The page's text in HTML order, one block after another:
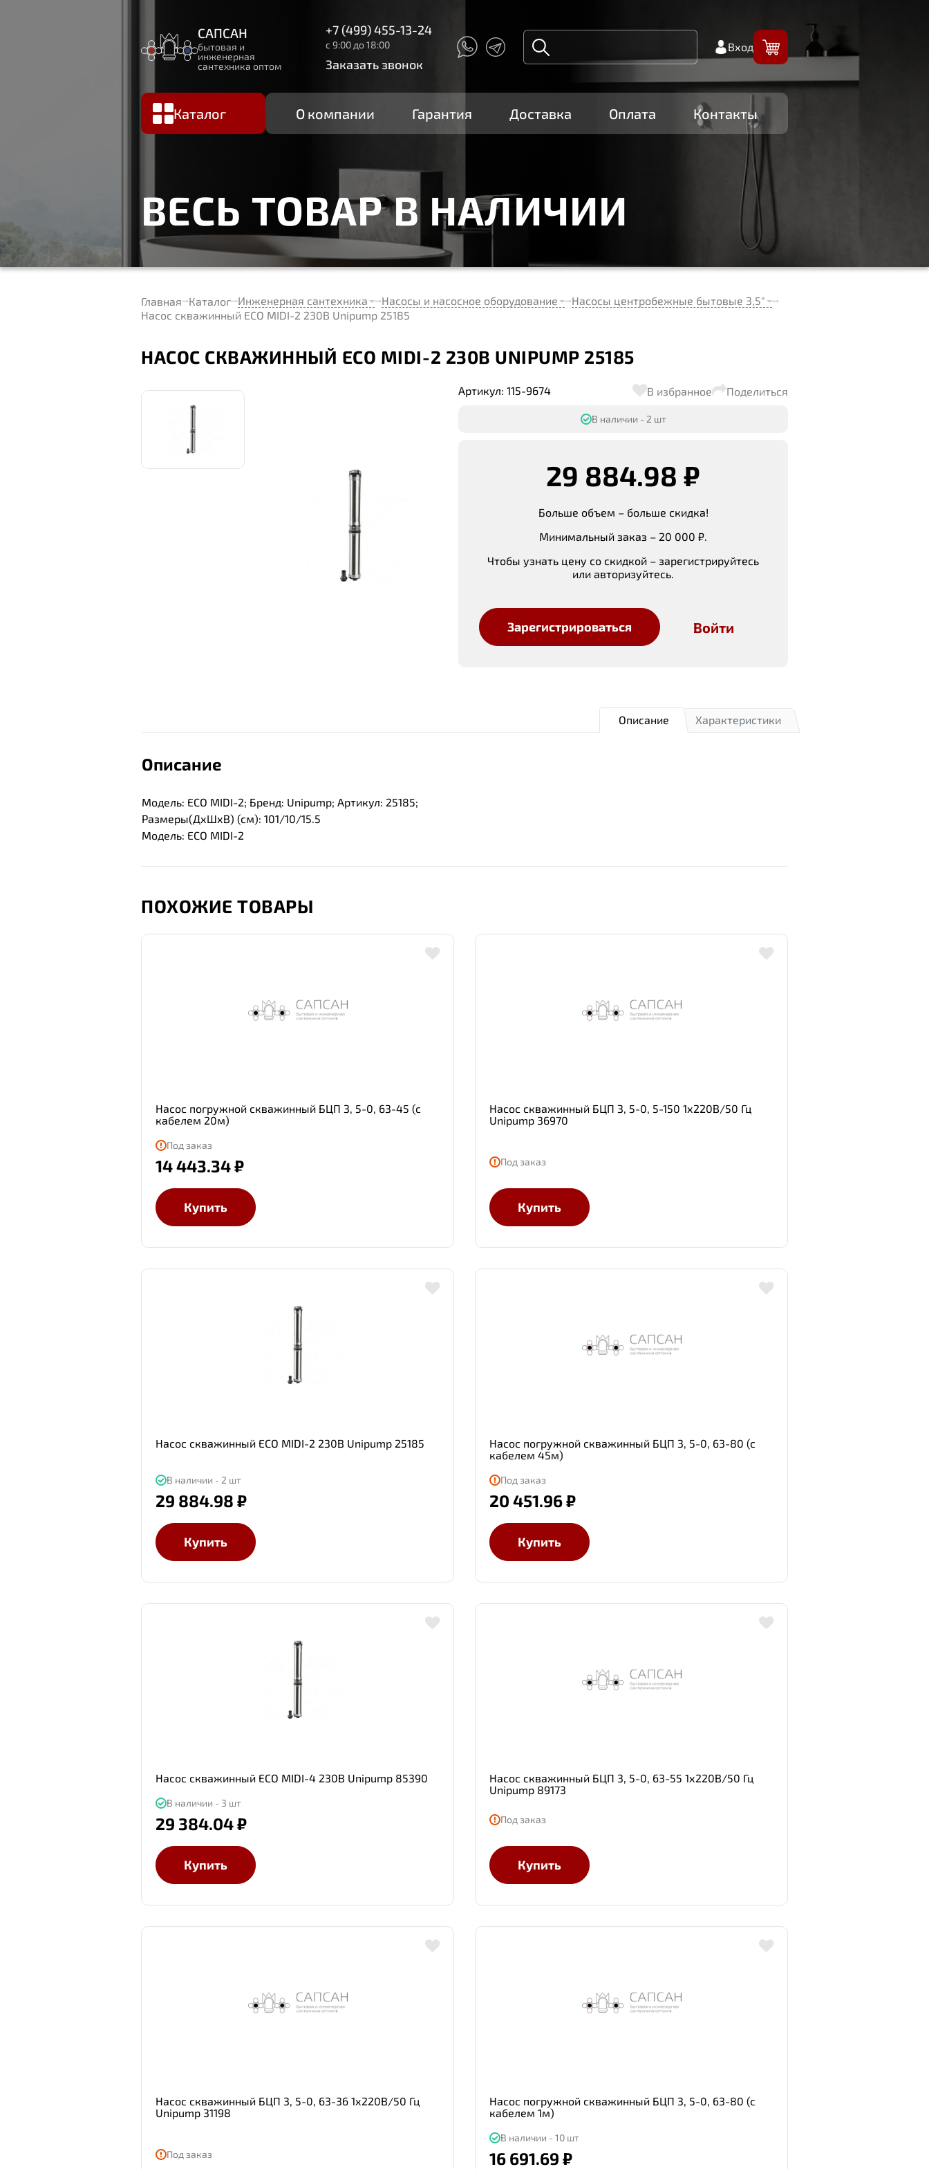
САПСАН
бытовая и
инженерная
сантехника оптом
+7 (499) 455-13-24
с 9:00 до 18:00
Заказать звонок
Вход
Каталог О компании Гарантия Доставка Оплата Контакты
ВЕСЬ ТОВАР В НАЛИЧИИ
Главная Каталог Инженерная сантехника Насосы и насосное оборудование
Насосы центробежные бытовые 3,5"
Насос скважинный ECO MIDI-2 230В Unipump 25185
НАСОС СКВАЖИННЫЙ ECO MIDI-2 230В UNIPUMP 25185
Артикул: 115-9674 В избранное Поделиться
В наличии - 2 шт
29 884.98 ₽
Больше объем – больше скидка!
Минимальный заказ – 20 000 ₽.
Чтобы узнать цену со скидкой – зарегистрируйтесь
или авторизуйтесь.
Зарегистрироваться Войти
Характеристики
Описание
Описание
Модель: ECO MIDI-2; Бренд: Unipump; Артикул: 25185;
Размеры(ДхШхВ) (см): 101/10/15.5
Модель: ECO MIDI-2
ПОХОЖИЕ ТОВАРЫ
Насос погружной скважинный БЦП 3, 5-0, 63-45 (с
кабелем 20м)
Под заказ
14 443.34 ₽
Купить
Насос скважинный БЦП 3, 5-0, 5-150 1х220В/50 Гц
Unipump 36970
Под заказ
Купить
Насос скважинный ECO MIDI-2 230В Unipump 25185
В наличии - 2 шт
29 884.98 ₽
Купить
Насос погружной скважинный БЦП 3, 5-0, 63-80 (с
кабелем 45м)
Под заказ
20 451.96 ₽
Купить
Насос скважинный ECO MIDI-4 230В Unipump 85390
В наличии - 3 шт
29 384.04 ₽
Купить
Насос скважинный БЦП 3, 5-0, 63-55 1х220В/50 Гц
Unipump 89173
Под заказ
Купить
Насос скважинный БЦП 3, 5-0, 63-36 1х220В/50 Гц
Unipump 31198
Под заказ
Насос погружной скважинный БЦП 3, 5-0, 63-80 (с
кабелем 1м)
В наличии - 10 шт
16 691.69 ₽